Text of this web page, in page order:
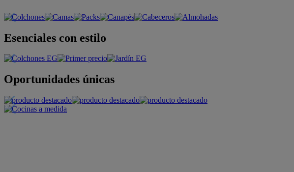
Esenciales con estilo
Oportunidades únicas